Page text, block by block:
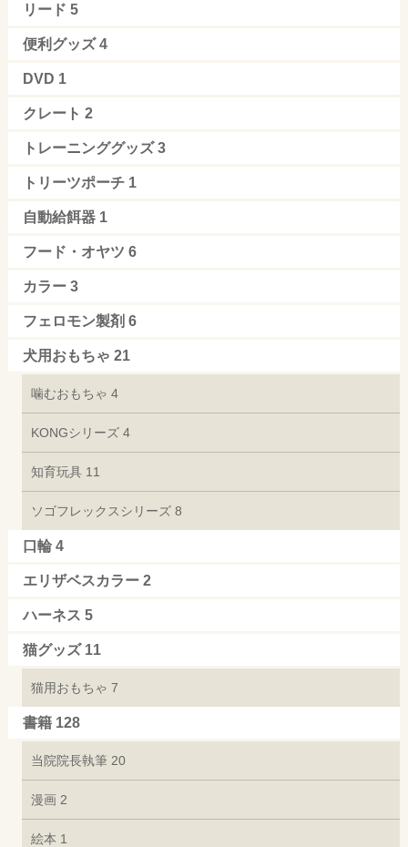
リード 5
便利グッズ4
DVD 1
クレート 2
トレーニンググッズ3
トリーツポーチ 1
自動給餌器 1
フード・オヤツ 6
カラー 3
フェロモン製剤 6
犬用おもちゃ 21
噛むおもちゃ 4
KONGシリーズ 4
知育玩具 11
ソゴフレックスシリーズ 8
口輪 4
エリザベスカラー 2
ハーネス 5
猫グッズ 11
猫用おもちゃ 7
書籍 128
当院院長執筆 20
漫画 2
絵本 1